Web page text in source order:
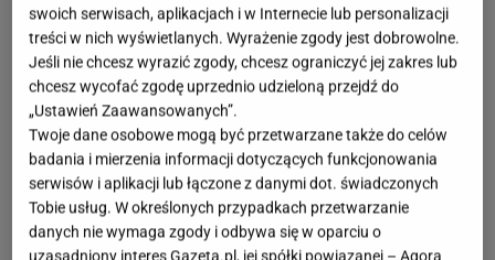
swoich serwisach, aplikacjach i w Internecie lub personalizacji
treści w nich wyświetlanych. Wyrażenie zgody jest dobrowolne.
Jeśli nie chcesz wyrazić zgody, chcesz ograniczyć jej zakres lub
chcesz wycofać zgodę uprzednio udzieloną przejdź do
„Ustawień Zaawansowanych”.
Twoje dane osobowe mogą być przetwarzane także do celów
badania i mierzenia informacji dotyczących funkcjonowania
serwisów i aplikacji lub łączone z danymi dot. świadczonych
Tobie usług. W określonych przypadkach przetwarzanie
danych nie wymaga zgody i odbywa się w oparciu o
uzasadniony interes Gazeta.pl, jej spółki powiązanej – Agora